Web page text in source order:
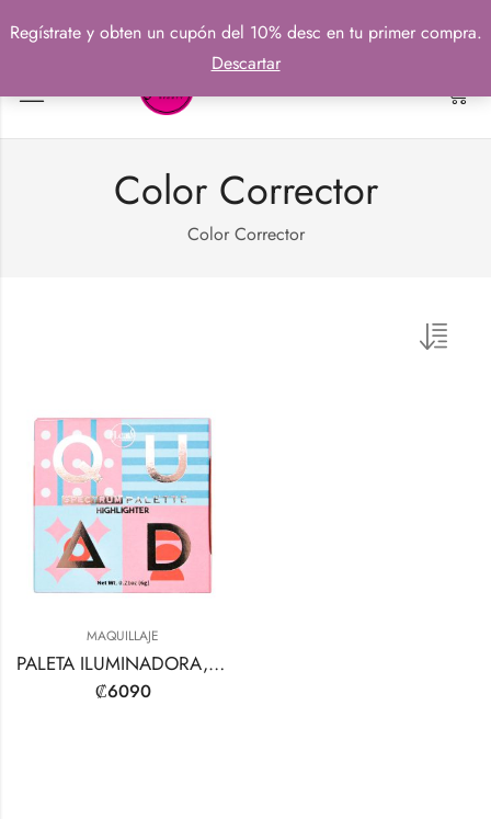
Color Corrector
Color Corrector
MAQUILLAJE
PALETA ILUMINADORA, CORRECTORA Y DE CONTRONOS CUÁDRUPLE ESPECTRO
₡6090
Regístrate y obten un cupón del 10% desc en tu primer compra.
Descartar